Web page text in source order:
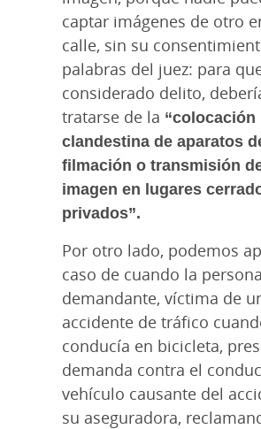
captar imágenes de otro
calle, sin su
palabras del juez: para
considerado delito,
tratarse de la “colocación
clandestina de aparatos
filmación o transmisión
imagen en lugares
privados”.
Por otro lado, podemos
caso de cuando la persona
demandante, víctima de
accidente de tráfico
conducía en bicicleta,
demanda contra el
vehículo causante del
su aseguradora,